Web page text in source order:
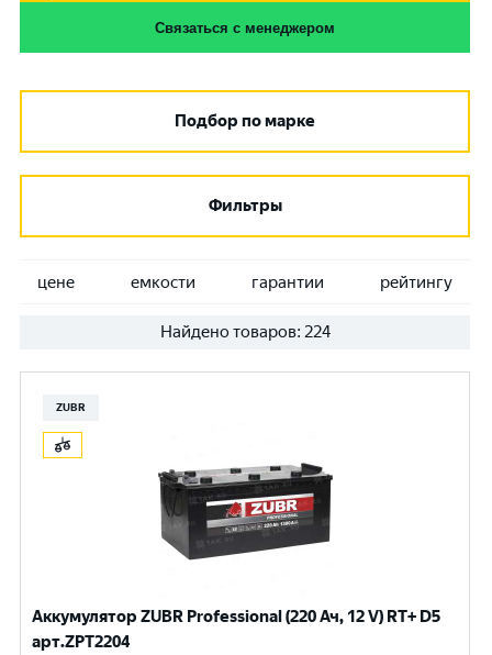
Связаться с менеджером
Подбор по марке
Фильтры
цене емкости гарантии рейтингу
Найдено товаров: 224
ZUBR
Аккумулятор ZUBR Professional (220 Ач, 12 V) RT+ D5
арт.ZPT2204